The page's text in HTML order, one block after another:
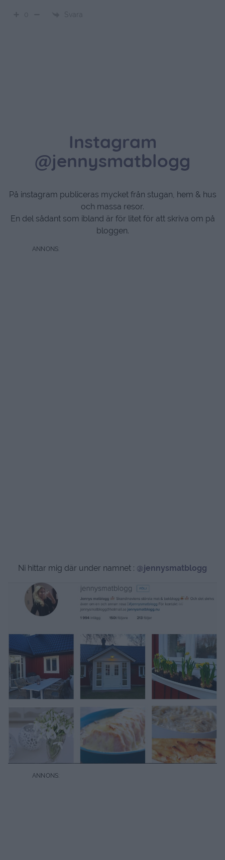
0 Svara
Instagram
@jennysmatblogg
På instagram publiceras mycket från stugan, hem & hus
och massa resor.
En del sådant som ibland är för litet för att skriva om på
bloggen.
Ni hittar mig där under namnet : @jennysmatblogg